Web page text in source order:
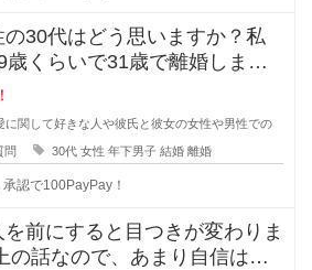
30代はどう思いますか？私
歳くらいで31歳で離婚しまし
の時に元旦
に関して好きな人や彼氏と彼女の女性や男性での
問 30代 女性 年下男子 結婚 離婚
認で100PayPay！
前にすると目つきが変わりま
話なので、あまり自信はな